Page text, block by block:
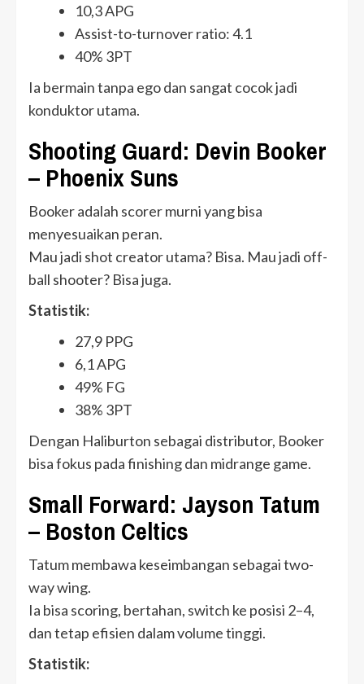
10,3 APG
Assist-to-turnover ratio: 4.1
40% 3PT
Ia bermain tanpa ego dan sangat cocok jadi
konduktor utama.
Shooting Guard: Devin Booker
– Phoenix Suns
Booker adalah scorer murni yang bisa
menyesuaikan peran.
Mau jadi shot creator utama? Bisa. Mau jadi off-
ball shooter? Bisa juga.
Statistik:
27,9 PPG
6,1 APG
49% FG
38% 3PT
Dengan Haliburton sebagai distributor, Booker
bisa fokus pada finishing dan midrange game.
Small Forward: Jayson Tatum
– Boston Celtics
Tatum membawa keseimbangan sebagai two-
way wing.
Ia bisa scoring, bertahan, switch ke posisi 2–4,
dan tetap efisien dalam volume tinggi.
Statistik: